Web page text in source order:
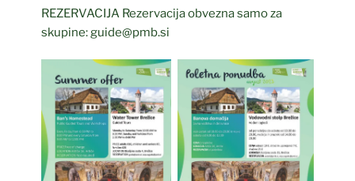
REZERVACIJA Rezervacija obvezna samo za
skupine: guide@pmb.si